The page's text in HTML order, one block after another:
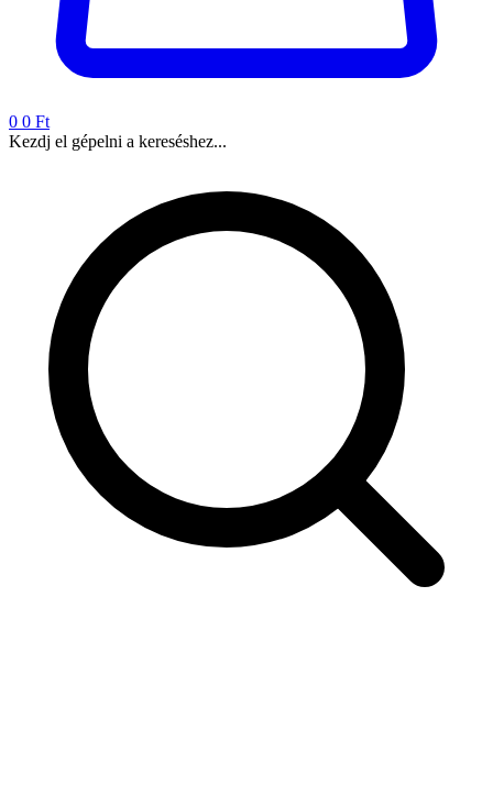
0 0 Ft
Kezdj el gépelni a kereséshez...